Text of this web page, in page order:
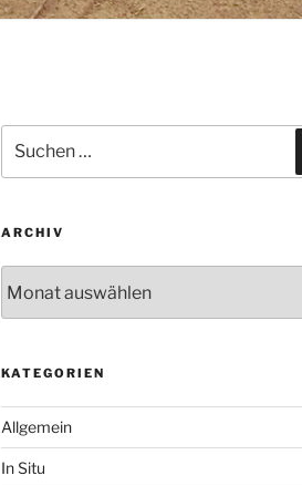
nach:
ARCHIV
KATEGORIEN
Allgemein
In Situ